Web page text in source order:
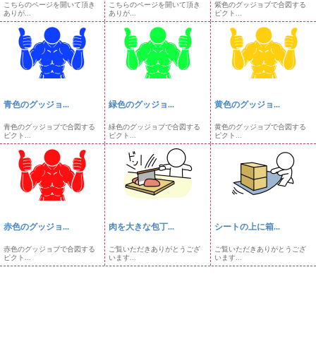
こちらのページを開いて頂き
ありが...
こちらのページを開いて頂き
ありが...
紫色のグッジョブで合図する
ピクト...
青色のグッジョ...
青色のグッジョブで合図する
ピクト...
緑色のグッジョ...
緑色のグッジョブで合図する
ピクト...
黄色のグッジョ...
黄色のグッジョブで合図する
ピクト...
赤色のグッジョ...
赤色のグッジョブで合図する
ピクト...
肉を大きな包丁...
ご覧いただきありがとうござ
います...
シートの上に箱...
ご覧いただきありがとうござ
います...